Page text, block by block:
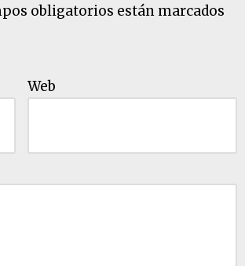
obligatorios están marcados
Web